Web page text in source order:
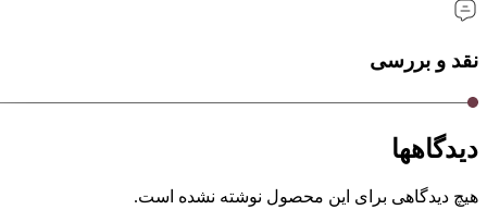
نقد و بررسی
دیدگاهها
هیچ دیدگاهی برای این محصول نوشته نشده است.